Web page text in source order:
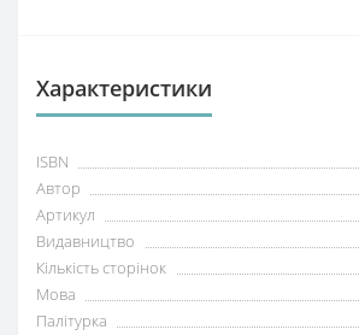
Характеристики
ISBN
Автор
Артикул
Видавництво
Кількість сторінок
Мова
Палітурка